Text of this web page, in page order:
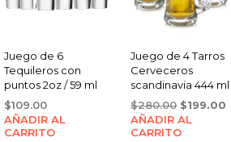
Juego de 6
Tequileros con
puntos 2oz / 59 ml
$109.00
AÑADIR AL
CARRITO
Juego de 4 Tarros
Cerveceros
scandinavia 444 ml
$280.00 Original
price
was:
$199.00
AÑADIR AL
CARRITO